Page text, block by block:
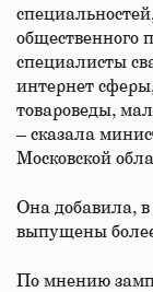
общественного
специалисты
интернет
товароведы,
– сказала
Московской
Она добавила,
выпущены
По мнению